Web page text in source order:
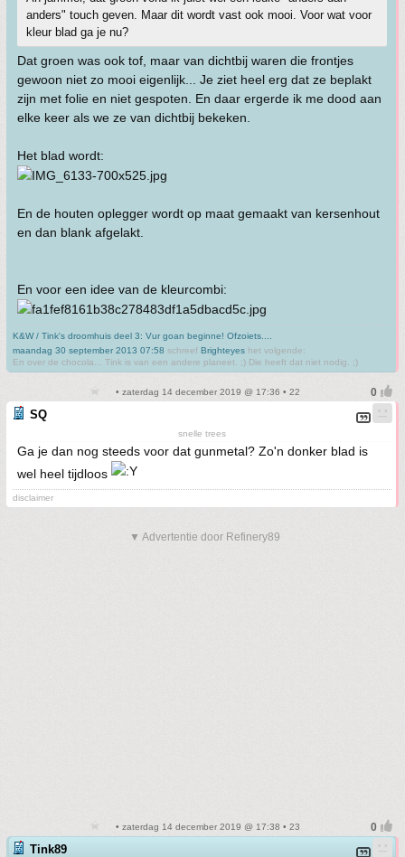
anders" touch geven. Maar dit wordt vast ook mooi. Voor wat voor
kleur blad ga je nu?
Dat groen was ook tof, maar van dichtbij waren die frontjes
gewoon niet zo mooi eigenlijk... Je ziet heel erg dat ze beplakt
zijn met folie en niet gespoten. En daar ergerde ik me dood aan
elke keer als we ze van dichtbij bekeken.
Het blad wordt:
En de houten oplegger wordt op maat gemaakt van kersenhout
en dan blank afgelakt.
En voor een idee van de kleurcombi:
K&W / Tink's droomhuis deel 3: Vur goan beginne! Ofzoiets....
maandag 30 september 2013 07:58 schreef Brighteyes het volgende:
En over de chocola... Tink is van een andere planeet. ;) Die heeft dat niet nodig. ;)
• zaterdag 14 december 2019 @ 17:36 • 22
SQ
snelle trees
Ga je dan nog steeds voor dat gunmetal? Zo'n donker blad is
wel heel tijdloos
disclaimer
▼ Advertentie door Refinery89
• zaterdag 14 december 2019 @ 17:38 • 23
Tink89